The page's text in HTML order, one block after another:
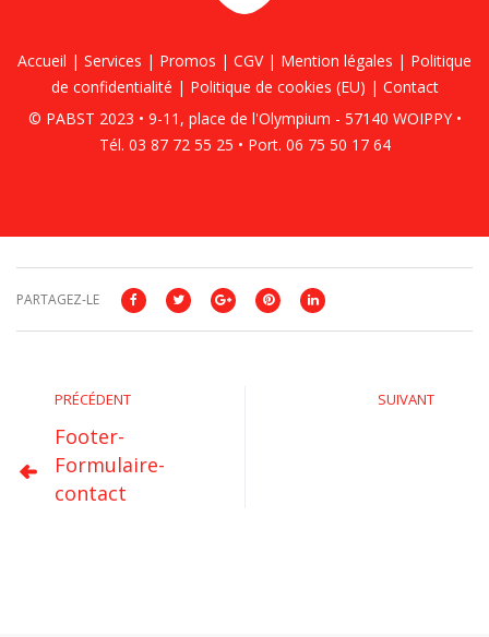
Accueil | Services | Promos | CGV | Mention légales | Politique
de confidentialité | Politique de cookies (EU) | Contact
© PABST 2023 • 9-11, place de l'Olympium - 57140 WOIPPY •
Tél. 03 87 72 55 25 • Port. 06 75 50 17 64
PARTAGEZ-LE
PRÉCÉDENT
Footer-
Formulaire-
contact
SUIVANT